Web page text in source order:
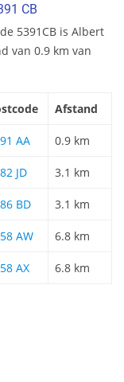
CB
5391CB is Albert
van 0.9 km van
Afstand
AA 0.9 km
JD 3.1 km
BD 3.1 km
AW 6.8 km
AX 6.8 km